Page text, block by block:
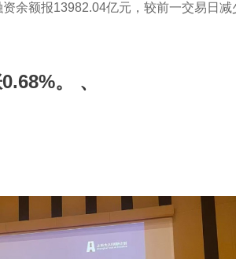
余额报13982.04亿元，较前一交易日
。 、